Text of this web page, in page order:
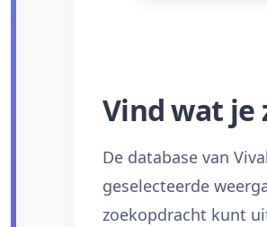
Vind wat je
De database van
geselecteerde
zoekopdracht kunt